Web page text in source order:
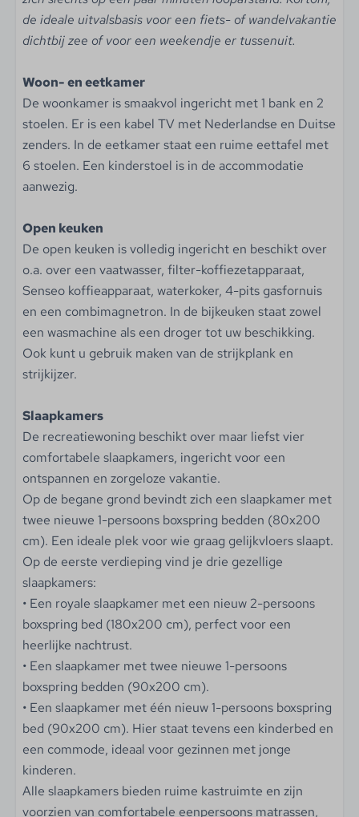
Senseo
Waterkoker
Combimagnetron
Koelkast met vriesvak
Gaskookplaat
Badkamer
Spiegel
Wastafelmeubel
Tweede toilet
Slaapkamer
Aantal tweepersoonsbedden: 1
Kledingkast
Wassen & drogen
Wasmachine
Wasdroger
Strijkijzer
Strijkplank
Verwarmen & koelen
Centrale verwarming
Internet & TV
Gratis WiFi
Kabel TV
Nederlandse & internationale TV-zenders
Duitse TV-zenders
Veiligheid
de ideale uitvalsbasis voor een fiets- of wandelvakantie
dichtbij zee of voor een weekendje er tussenuit.
Woon- en eetkamer
De woonkamer is smaakvol ingericht met 1 bank en 2
stoelen. Er is een kabel TV met Nederlandse en Duitse
zenders. In de eetkamer staat een ruime eettafel met
6 stoelen. Een kinderstoel is in de accommodatie
aanwezig.
Open keuken
De open keuken is volledig ingericht en beschikt over
o.a. over een vaatwasser, filter-koffiezetapparaat,
Senseo koffieapparaat, waterkoker, 4-pits gasfornuis
en een combimagnetron. In de bijkeuken staat zowel
een wasmachine als een droger tot uw beschikking.
Ook kunt u gebruik maken van de strijkplank en
strijkijzer.
Slaapkamers
De recreatiewoning beschikt over maar liefst vier
comfortabele slaapkamers, ingericht voor een
ontspannen en zorgeloze vakantie.
Op de begane grond bevindt zich een slaapkamer met
twee nieuwe 1-persoons boxspring bedden (80x200
cm). Een ideale plek voor wie graag gelijkvloers slaapt.
Op de eerste verdieping vind je drie gezellige
slaapkamers:
• Een royale slaapkamer met een nieuw 2-persoons
boxspring bed (180x200 cm), perfect voor een
heerlijke nachtrust.
• Een slaapkamer met twee nieuwe 1-persoons
boxspring bedden (90x200 cm).
• Een slaapkamer met één nieuw 1-persoons boxspring
bed (90x200 cm). Hier staat tevens een kinderbed en
een commode, ideaal voor gezinnen met jonge
kinderen.
Alle slaapkamers bieden ruime kastruimte en zijn
voorzien van comfortabele eenpersoons matrassen,